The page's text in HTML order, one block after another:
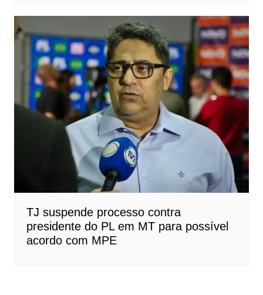
TJ suspende processo contra
presidente do PL em MT para possível
acordo com MPE